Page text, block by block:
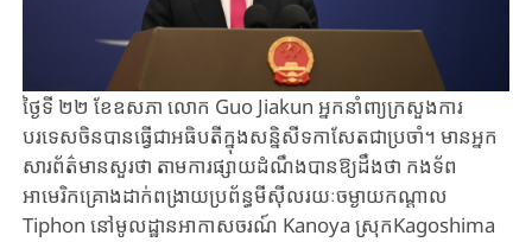
ថ្ងៃទី ២២ ខែឧសភា លោក Guo Jiakun អ្នកនាំពា្យក្រសួងការ
បរទេសចិនបានធ្វើជាអធិបតីក្នុងសន្និសីទកាសែតជាប្រចាំ។ មានអ្នក
សារព័ត៌មានសួរថា តាមការផ្សាយដំណឹងបានឱ្យដឹងថា កងទ័ព
អាមេរិកគ្រោងដាក់ពង្រាយប្រព័ន្ធមីស៊ីលរយៈចម្ងាយកណ្តាល
Tiphon នៅមូលដ្ឋានអាកាសចរណ៍ Kanoya ស្រុកKagoshima